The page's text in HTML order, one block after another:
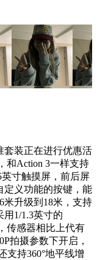
套装正在进行优惠活
和Action 3一样支持
寸触摸屏，前后屏
定义功能的按键，能
米升级到18米，支持
1/1.3英寸的
传感器相比上代有
拍摄参数下开启，
支持360°地平线增